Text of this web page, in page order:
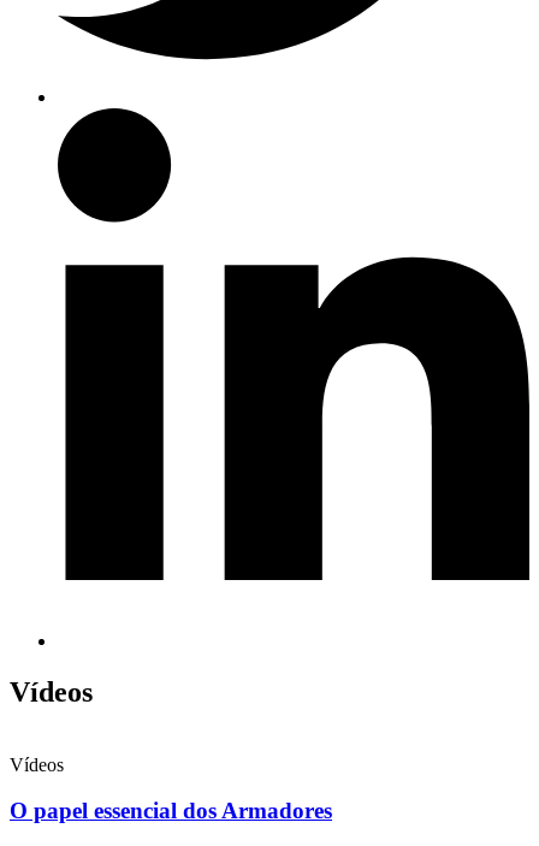
Vídeos
Vídeos
O papel essencial dos Armadores